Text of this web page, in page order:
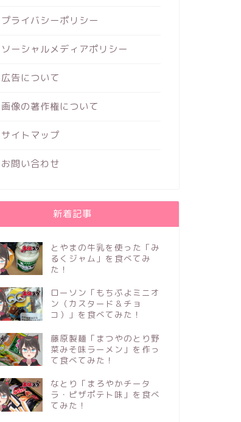
プライバシーポリシー
ソーシャルメディアポリシー
広告について
画像の著作権について
サイトマップ
お問い合わせ
新着記事
とやまの牛乳を使った「み
るくジャム」を食べてみ
た！
ローソン「もちぷよミニオ
ン（カスタード＆チョ
コ）」を食べてみた！
藤原製麺「まつやのとり野
菜みそ味ラーメン」を作っ
て食べてみた！
なとり「まろやかチータ
ラ・ピザポテト味」を食べ
てみた！